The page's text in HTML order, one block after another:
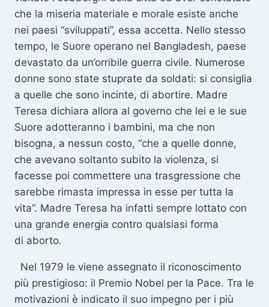
che la miseria materiale e morale esiste anche
nei paesi “sviluppati”, essa accetta. Nello stesso
tempo, le Suore operano nel Bangladesh, paese
devastato da un’orribile guerra civile. Numerose
donne sono state stuprate da soldati: si consiglia
a quelle che sono incinte, di abortire. Madre
Teresa dichiara allora al governo che lei e le sue
Suore adotteranno i bambini, ma che non
bisogna, a nessun costo, “che a quelle donne,
che avevano soltanto subito la violenza, si
facesse poi commettere una trasgressione che
sarebbe rimasta impressa in esse per tutta la
vita”. Madre Teresa ha infatti sempre lottato con
una grande energia contro qualsiasi forma
di aborto.
Nel 1979 le viene assegnato il riconoscimento
più prestigioso: il Premio Nobel per la Pace. Tra le
motivazioni è indicato il suo impegno per i più